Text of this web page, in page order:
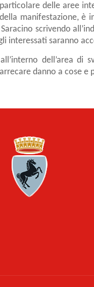
delle aree
manifestazione,
scrivendo
interessati saranno
dell’area di
danno a cose e